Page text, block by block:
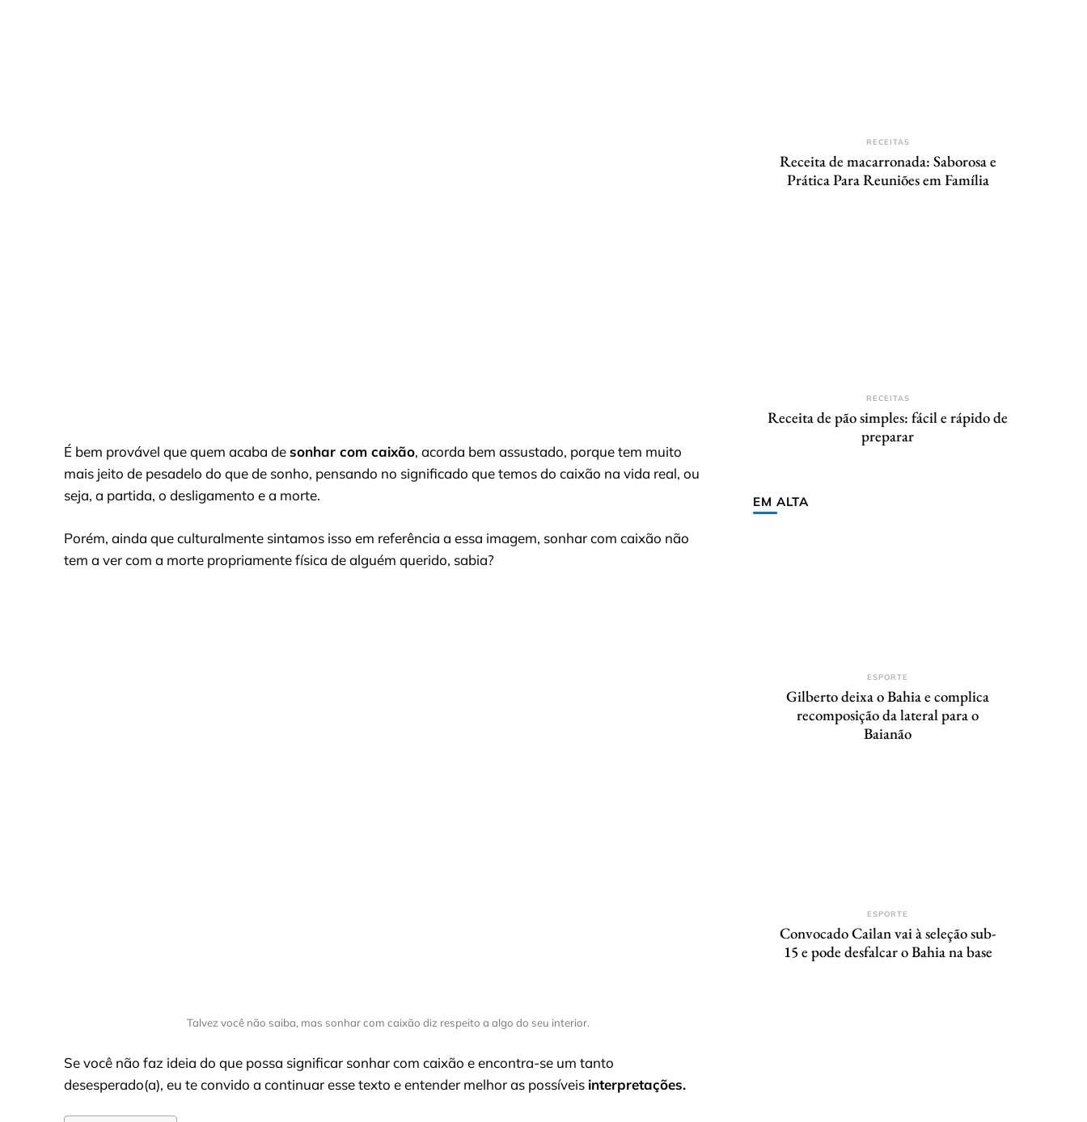
É bem provável que quem acaba desonhar com caixão, acorda bem assustado, porque tem muito
mais jeito de pesadelo do que de sonho, pensando no significado que temos do caixão na vida real, ou
seja, a partida, o desligamento e a morte.
Porém, ainda que culturalmente sintamos isso em referência a essa imagem, sonhar com caixão não
tem a ver com a morte propriamente física de alguém querido, sabia?
Talvez você não saiba, mas sonhar com caixão diz respeito a algo do seu interior.
Se você não faz ideia do que possa significar sonhar com caixão e encontra-se um tanto
desesperado(a), eu te convido a continuar esse texto e entender melhor as possíveis interpretações.
RECEITAS
Receita de macarronada: Saborosa e
Prática Para Reuniões em Família
RECEITAS
Receita de pão simples: fácil e rápido de
preparar
EM ALTA
ESPORTE
Gilberto deixa o Bahia e complica
recomposição da lateral para o
Baianão
ESPORTE
Convocado Cailan vai à seleção sub-
15 e pode desfalcar o Bahia na base